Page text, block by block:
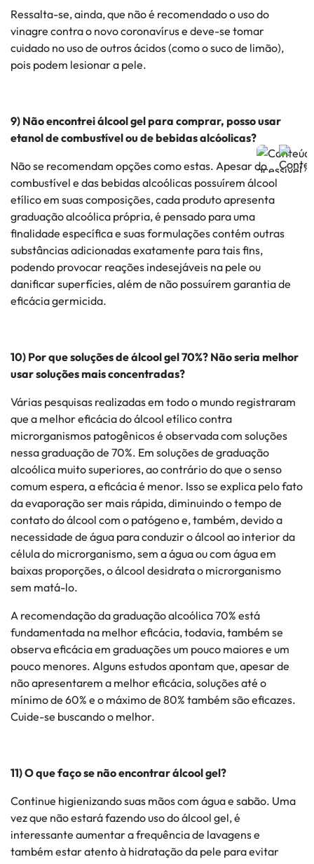
Ressalta-se, ainda, que não é recomendado o uso do
vinagre contra o novo coronavírus e deve-se tomar
cuidado no uso de outros ácidos (como o suco de limão),
pois podem lesionar a pele.
9) Não encontrei álcool gel para comprar, posso usar
etanol de combustível ou de bebidas alcóolicas?
Não se recomendam opções como estas. Apesar do
combustível e das bebidas alcoólicas possuírem álcool
etílico em suas composições, cada produto apresenta
graduação alcoólica própria, é pensado para uma
finalidade específica e suas formulações contém outras
substâncias adicionadas exatamente para tais fins,
podendo provocar reações indesejáveis na pele ou
danificar superfícies, além de não possuírem garantia de
eficácia germicida.
10) Por que soluções de álcool gel 70%? Não seria melhor
usar soluções mais concentradas?
Várias pesquisas realizadas em todo o mundo registraram
que a melhor eficácia do álcool etílico contra
microrganismos patogênicos é observada com soluções
nessa graduação de 70%. Em soluções de graduação
alcoólica muito superiores, ao contrário do que o senso
comum espera, a eficácia é menor. Isso se explica pelo fato
da evaporação ser mais rápida, diminuindo o tempo de
contato do álcool com o patógeno e, também, devido a
necessidade de água para conduzir o álcool ao interior da
célula do microrganismo, sem a água ou com água em
baixas proporções, o álcool desidrata o microrganismo
sem matá-lo.
A recomendação da graduação alcoólica 70% está
fundamentada na melhor eficácia, todavia, também se
observa eficácia em graduações um pouco maiores e um
pouco menores. Alguns estudos apontam que, apesar de
não apresentarem a melhor eficácia, soluções até o
mínimo de 60% e o máximo de 80% também são eficazes.
Cuide-se buscando o melhor.
11) O que faço se não encontrar álcool gel?
Continue higienizando suas mãos com água e sabão. Uma
vez que não estará fazendo uso do álcool gel, é
interessante aumentar a frequência de lavagens e
também estar atento à hidratação da pele para evitar